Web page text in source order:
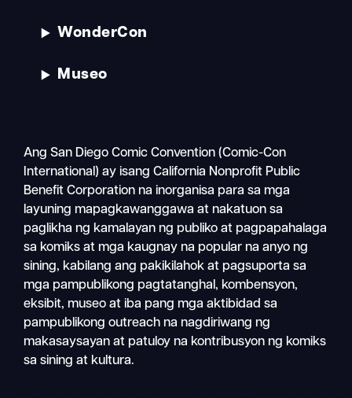
WonderCon
Museo
Ang San Diego Comic Convention (Comic-Con
International) ay isang California Nonprofit Public
Benefit Corporation na inorganisa para sa mga
layuning mapagkawanggawa at nakatuon sa
paglikha ng kamalayan ng publiko at pagpapahalaga
sa komiks at mga kaugnay na popular na anyo ng
sining, kabilang ang pakikilahok at pagsuporta sa
mga pampublikong pagtatanghal, kombensyon,
eksibit, museo at iba pang mga aktibidad sa
pampublikong outreach na nagdiriwang ng
makasaysayan at patuloy na kontribusyon ng komiks
sa sining at kultura.